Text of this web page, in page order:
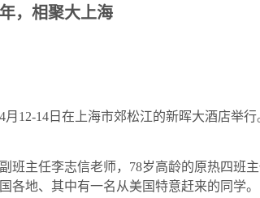
年，相聚大上海
4月 12-14 日在上海市郊松江的新晖大酒店举行
班主任李志信老师， 78岁高龄的原热四班
各地、其中有一名从美国特意赶来的同学